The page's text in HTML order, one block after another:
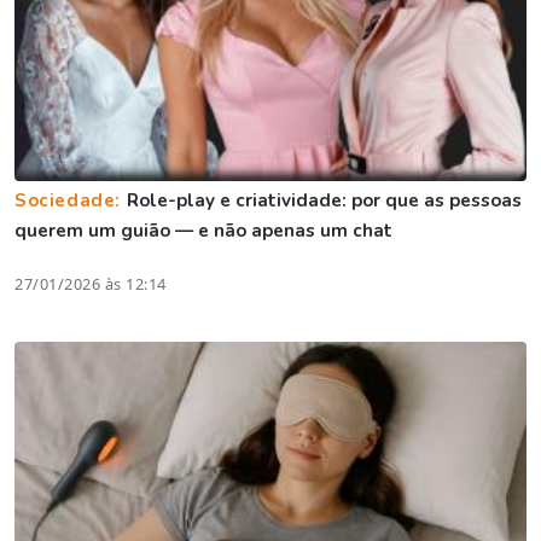
Sociedade: Role-play e criatividade: por que as pessoas
querem um guião — e não apenas um chat
27/01/2026 às 12:14